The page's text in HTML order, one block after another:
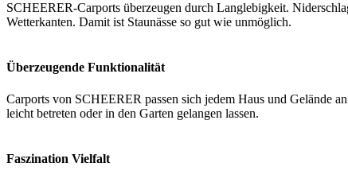
SCHEERER-Carports überzeugen durch Langlebigkeit.
Wetterkanten. Damit ist Staunässe so gut wie unmöglich.
Überzeugende Funktionalität
Carports von SCHEERER passen sich jedem Haus und Gelände
leicht betreten oder in den Garten gelangen lassen.
Faszination Vielfalt